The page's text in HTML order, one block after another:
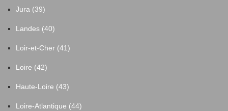
Jura (39)
Landes (40)
Loir-et-Cher (41)
Loire (42)
Haute-Loire (43)
Loire-Atlantique (44)